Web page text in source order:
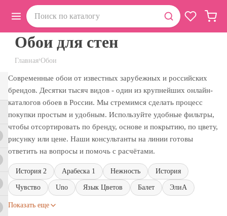
Главная›Обои
Обои для стен
Современные обои от известных зарубежных и российских
брендов. Десятки тысяч видов - один из крупнейших онлайн-
каталогов обоев в России. Мы стремимся сделать процесс
покупки простым и удобным. Используйте удобные фильтры,
чтобы отсортировать по бренду, основе и покрытию, по цвету,
рисунку или цене. Наши консультанты на линии готовы
ответить на вопросы и помочь с расчётами.
История 2 Арабеска 1 Нежность История
Чувство Uno Язык Цветов Балет ЭлиА
Показать еще